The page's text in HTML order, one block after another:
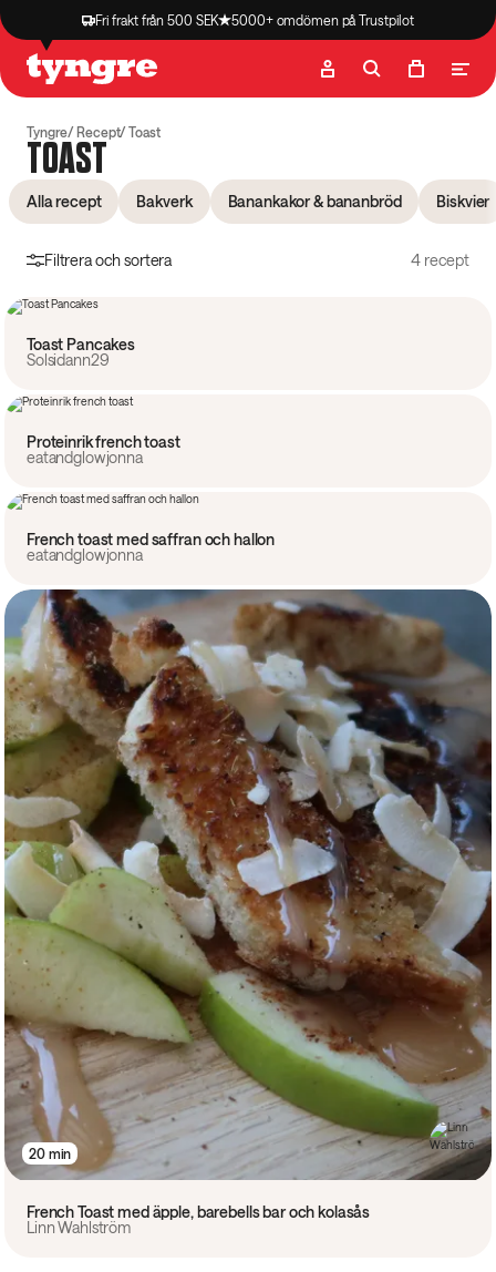
Fri frakt från 500 SEK 5000+ omdömen på Trustpilot
Butik Recept
Tyngre Recept Toast
TOAST
Alla recept Bakverk Banankakor & bananbröd Biskvier
Filtrera och sortera 4 recept
Toast Pancakes
Solsidann29
Proteinrik french toast
eatandglowjonna
French toast med saffran och hallon
eatandglowjonna
20 min
French Toast med äpple, barebells bar och kolasås
Linn Wahlström